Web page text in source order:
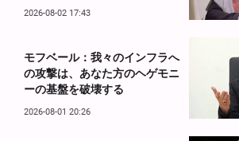
2026-08-02 17:43
モフベール：我々のインフラへ
の攻撃は、あなた方のヘゲモニ
ーの基盤を破壊する
2026-08-01 20:26